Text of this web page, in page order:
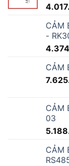
CẢM
-
CẢM
CẢM
03
CẢM